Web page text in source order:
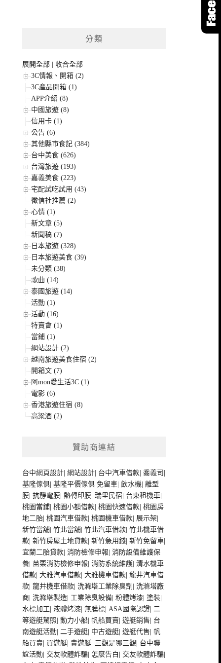
分類
展開全部
收合全部
3C情報、開箱 (2)
3C產品開箱 (1)
APP介紹 (8)
中國旅遊 (8)
信用卡 (1)
公告 (6)
其他縣市食記 (384)
台中美食 (626)
台灣旅遊 (193)
嘉義美食 (223)
宅配試吃試用 (43)
徵信社推薦 (2)
心情 (1)
新文章 (5)
新聞稿 (7)
日本旅遊 (328)
日本旅遊美食 (39)
未分類 (38)
歌曲 (14)
泰國旅遊 (14)
活動 (1)
活動 (16)
特賣會 (1)
當鋪 (1)
網站設計 (2)
越南旅遊美食住宿 (2)
開箱文 (7)
阿mon愛生活3C (1)
電影 (6)
香港旅遊住宿 (8)
高粱酒 (2)
贊助商連結
台中網頁設計 |網站設計 台中汽車借款 |喬義司
基隆傢俱 |基隆平價傢俱 免留車 |飲水機 |離型
膜 |抗靜電膜 |熱轉印膜 |瑞里民宿 台東租機車
桃園當鋪 |桃園小額借款 |桃園快速借款 |桃園房
地二胎 |桃園汽車借款 |桃園機車借款 展示架
新竹當舖 |竹北當舖 |竹北汽車借款 |竹北機車借
款 |新竹房屋土地貸款 |新竹急用錢 |新竹免留車
宜蘭二胎貸款 |消防檢修申報 |消防設備維護保
養 |苗栗消防檢修申報 |消防系統維護 |清水機車
借款 |大雅汽車借款 |大雅機車借款 |龍井汽車借
款 |龍井機車借款 洗滌塔工業除臭劑
洗滌塔廠
商 洗滌塔製造 工業除臭設備 |粉體烤漆 |塗裝
水標加工 |液體烤漆 |無膜標 |ASA國際認證 |二
等遊艇駕照 |動力小船 帆船買賣 |遊艇銷售 台
南遊艇活動 |二手遊艇 中古遊艇 |遊艇代售 帆
船買賣 買遊艇 賣遊艇 三觀是哪三觀 台中聯
誼活動 交友軟體詐騙 怎麼告白 交友軟體詐騙